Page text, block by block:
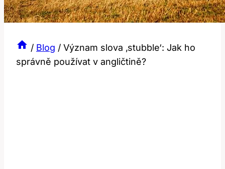
/ Blog / Význam slova ‚stubble‘: Jak ho
správně používat v angličtině?